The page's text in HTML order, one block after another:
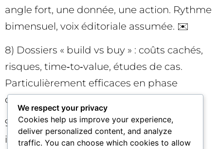
angle fort, une donnée, une action. Rythme
bimensuel, voix éditoriale assumée. ✉️
8) Dossiers « build vs buy » : coûts cachés,
risques, time‑to‑value, études de cas.
Particulièrement efficaces en phase
d’évaluation. 🏗️
9) Série « voix du client » : études de cas
incarnées, avec métriques d’avant/après,
We respect your privacy
Cookies help us improve your experience,
deliver personalized content, and analyze
traffic. You can choose which cookies to allow